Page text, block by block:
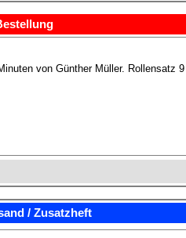
von Günther Müller. Rollensatz
/ Zusatzheft